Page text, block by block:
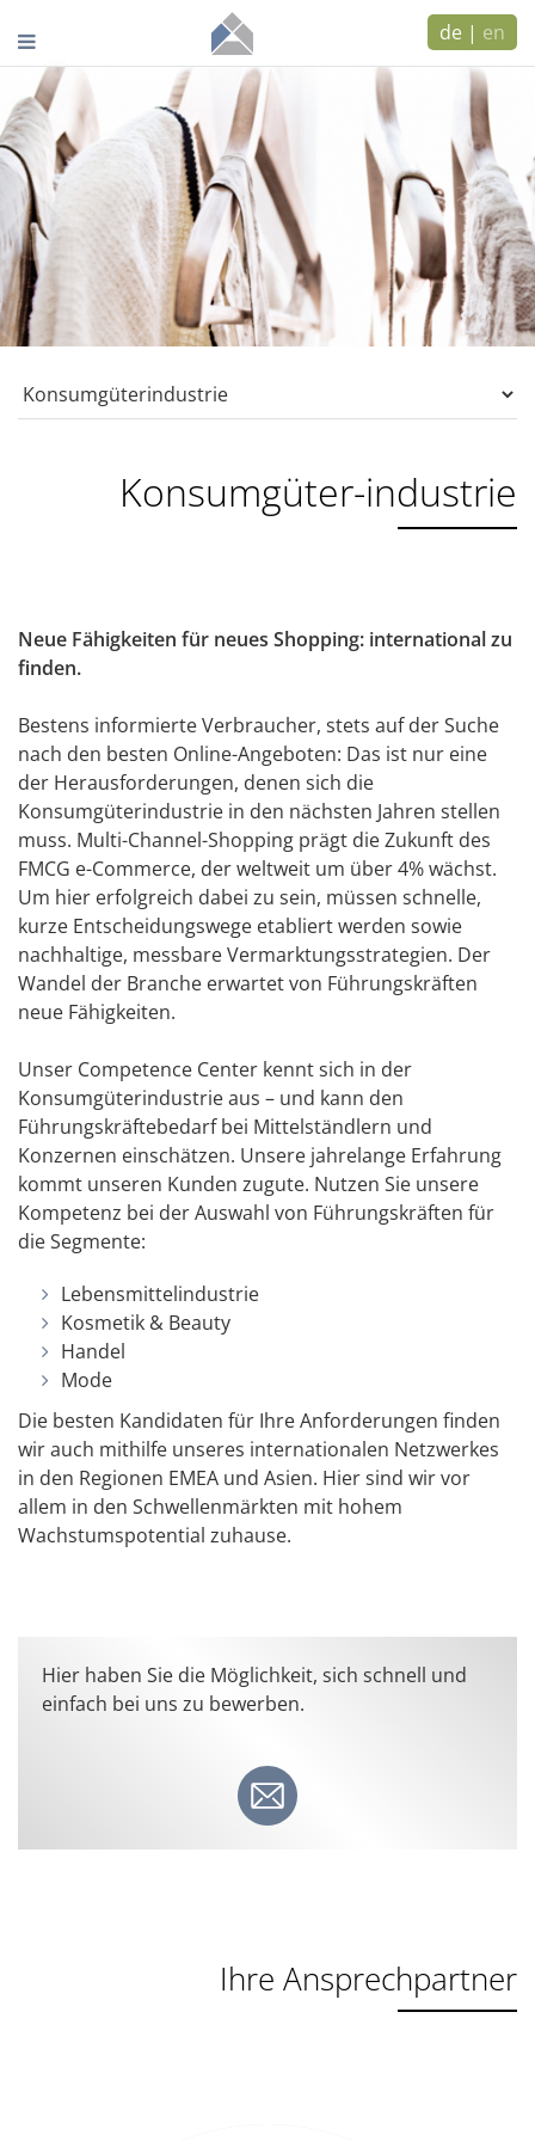
de | en
Konsumgüter-industrie
Neue Fähigkeiten für neues Shopping: international zu
finden.
Bestens informierte Verbraucher, stets auf der Suche
nach den besten Online-Angeboten: Das ist nur eine
der Herausforderungen, denen sich die
Konsumgüterindustrie in den nächsten Jahren stellen
muss. Multi-Channel-Shopping prägt die Zukunft des
FMCG e-Commerce, der weltweit um über 4% wächst.
Um hier erfolgreich dabei zu sein, müssen schnelle,
kurze Entscheidungswege etabliert werden sowie
nachhaltige, messbare Vermarktungsstrategien. Der
Wandel der Branche erwartet von Führungskräften
neue Fähigkeiten.
Unser Competence Center kennt sich in der
Konsumgüterindustrie aus – und kann den
Führungskräftebedarf bei Mittelständlern und
Konzernen einschätzen. Unsere jahrelange Erfahrung
kommt unseren Kunden zugute. Nutzen Sie unsere
Kompetenz bei der Auswahl von Führungskräften für
die Segmente:
Lebensmittelindustrie
Kosmetik & Beauty
Handel
Mode
Die besten Kandidaten für Ihre Anforderungen finden
wir auch mithilfe unseres internationalen Netzwerkes
in den Regionen EMEA und Asien. Hier sind wir vor
allem in den Schwellenmärkten mit hohem
Wachstumspotential zuhause.
Hier haben Sie die Möglichkeit, sich schnell und
einfach bei uns zu bewerben.
Ihre Ansprechpartner